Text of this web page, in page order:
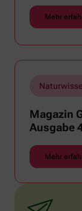
Mehr
Magazin
Ausgabe
Mehr